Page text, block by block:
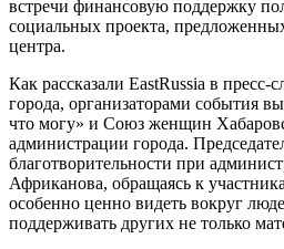
встречи финансовую поддержку
социальных проекта,
центра.
Как рассказали EastRussia в
города, организаторами события
что могу» и Союз женщин
администрации города.
благотворительности при
Африканова, обращаясь к
особенно ценно видеть вокруг
поддерживать других не только